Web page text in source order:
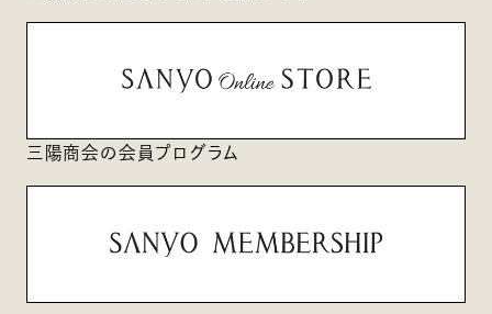
三陽商会の会員プログラム